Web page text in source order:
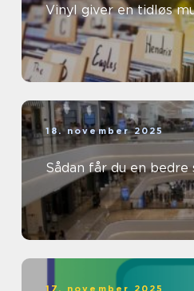
Vinyl giver en tidløs
18. november 2025
Sådan får du en